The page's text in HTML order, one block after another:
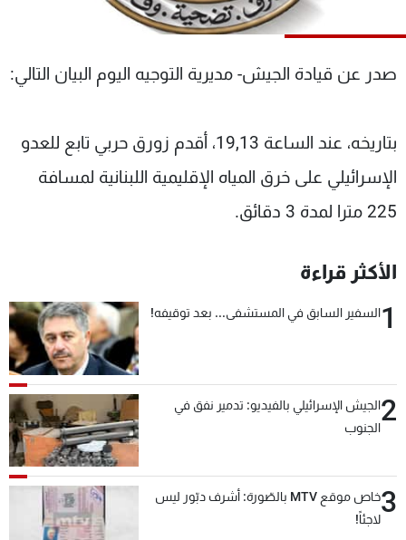
صدر عن قيادة الجيش- مديرية التوجيه اليوم البيان التالي:
بتاريخه، عند الساعة 19,13، أقدم زورق حربي تابع للعدو
الإسرائيلي على خرق المياه الإقليمية اللبنانية لمسافة
225 مترا لمدة 3 دقائق.
الأكثر قراءة
1السفير السابق في المستشفى... بعد توقيفه!
2الجيش الإسرائيلي بالفيديو: تدمير نفق في
الجنوب
3
خاص موقع MTV بالصّورة: أشرف دبّور ليس
لاجئاً!
شاهد البرامج
لاعلاناتكم
شروط الإسـتخدام
سياسة الخصوصية